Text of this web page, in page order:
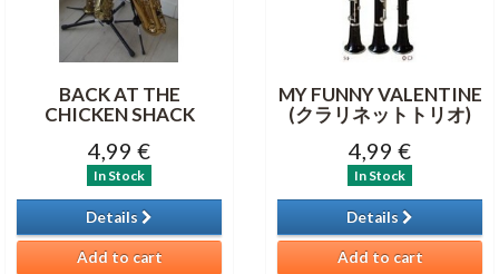
BACK AT THE
CHICKEN SHACK
4,99 €
In Stock
Details
Add to cart
MY FUNNY VALENTINE
(クラリネットトリオ)
4,99 €
In Stock
Details
Add to cart